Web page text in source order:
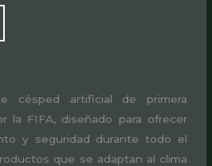
césped artificial de primera
la FIFA, diseñado para ofrecer
y seguridad durante todo el
que se adaptan al clima